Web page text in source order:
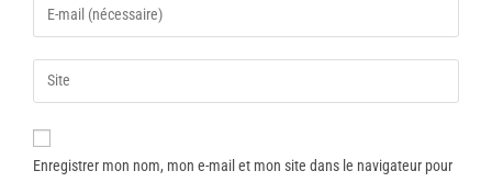
Enregistrer mon nom, mon e-mail et mon site dans le navigateur pour